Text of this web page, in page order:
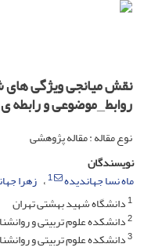
نقش میانجی ویژگی
روابط_موضوعی و رابطه
نوع مقاله : مقاله پژوهشی
نویسندگان
ماه نسا جهاندیده
1 زهرا
1دانشگاه شهید بهشتی تهران
2دانشکده علوم تربیتی و
3دانشکده علوم تربیتی و